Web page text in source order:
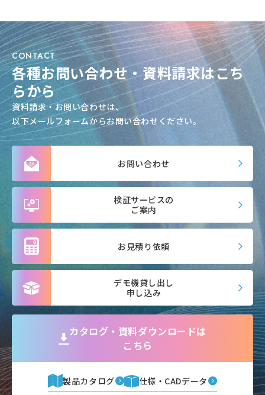
CONTACT
各種お問い合わせ・資料請求はこち
らから
資料請求・お問い合わせは、
以下メールフォームからお問い合わせください。
お問い合わせ
検証サービスの
ご案内
お見積り依頼
デモ機貸し出し
申し込み
カタログ・資料ダウンロードは
こちら
製品カタログ 仕様・CADデータ